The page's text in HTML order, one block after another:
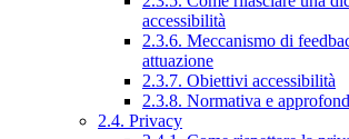
accessibilità
2.3.6. Meccanismo di
attuazione
2.3.7. Obiettivi accessibilità
2.3.8. Normativa e
2.4. Privacy